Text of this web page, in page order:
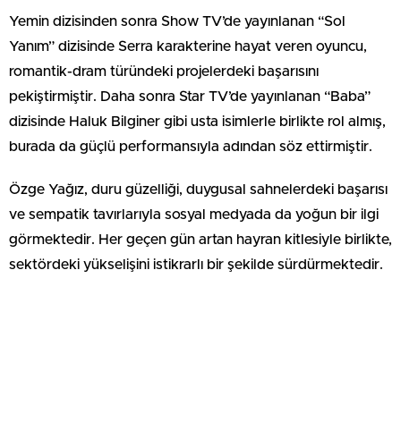
Yemin dizisinden sonra Show TV’de yayınlanan “Sol
Yanım” dizisinde Serra karakterine hayat veren oyuncu,
romantik-dram türündeki projelerdeki başarısını
pekiştirmiştir. Daha sonra Star TV’de yayınlanan “Baba”
dizisinde Haluk Bilginer gibi usta isimlerle birlikte rol almış,
burada da güçlü performansıyla adından söz ettirmiştir.
Özge Yağız, duru güzelliği, duygusal sahnelerdeki başarısı
ve sempatik tavırlarıyla sosyal medyada da yoğun bir ilgi
görmektedir. Her geçen gün artan hayran kitlesiyle birlikte,
sektördeki yükselişini istikrarlı bir şekilde sürdürmektedir.